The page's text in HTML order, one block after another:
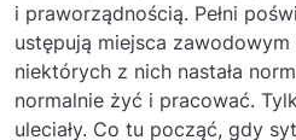
i praworządnością. Pełni
ustępują miejsca zawodowym
niektórych z nich nastała
normalnie żyć i pracować.
uleciały. Co tu począć, gdy